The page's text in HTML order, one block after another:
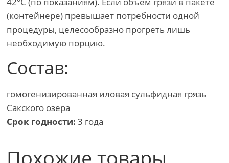
(контейнере) превышает потребности одной
процедуры, целесообразно прогреть лишь
необходимую порцию.
Состав:
гомогенизированная иловая сульфидная грязь
Сакского озера
Срок годности: 3 года